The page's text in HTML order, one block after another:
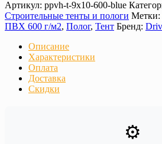
Артикул: ppvh-t-9х10-600-blue
Строительные тенты и пологи Метки:
ПВХ 600 г/м2, Полог, Тент Бренд:
Описание
Характеристики
Оплата
Доставка
Скидки
⚙️